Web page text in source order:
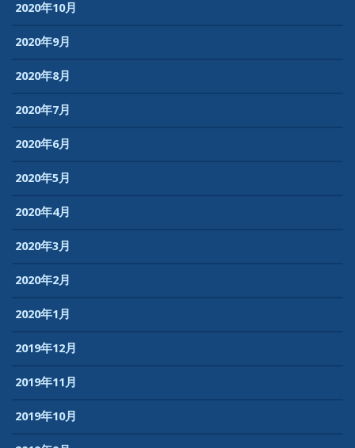
2020年10月
2020年9月
2020年8月
2020年7月
2020年6月
2020年5月
2020年4月
2020年3月
2020年2月
2020年1月
2019年12月
2019年11月
2019年10月